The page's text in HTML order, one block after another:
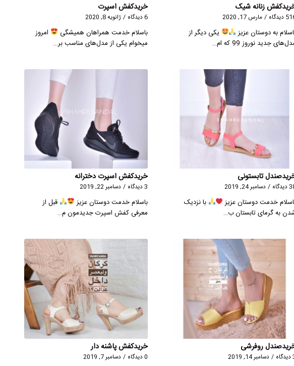
زنانه شیک
دیدگاه / مارس 17, 2020
به دوستان عزیز
یکی دیگر از
جدید نوروز 99 که ام…
خریدکفش اسپرت
6 دیدگاه / ژانویه 8, 2020
باسلام خدمت همراهان همیشگی
امروز
میخوام یکی از مدل‌های مناسب بر…
تابستونی
/ دسامبر 24, 2019
خدمت دوستان عزیز
با نزدیک
به گرمای تابستان ب…
خریدکفش اسپرت دخترانه
3 دیدگاه / دسامبر 22, 2019
باسلام خدمت دوستان عزیز
قبل از
معرفی کفش اسپرت جدیدمون م…
روفرشی
/ دسامبر 14, 2019
خریدکفش پاشنه دار
0 دیدگاه / دسامبر 7, 2019